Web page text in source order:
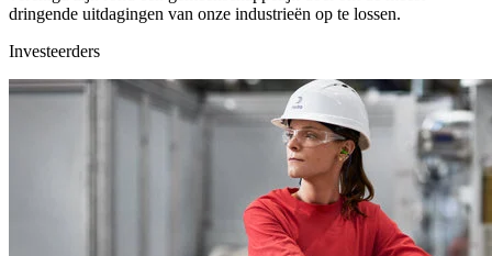
dringende uitdagingen van onze industrieën op te lossen.
Investeerders